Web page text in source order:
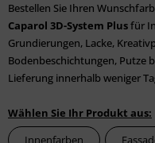
Bestellen Sie Ihren
Caparol 3D-System Plusfür
Grundierungen, Lacke,
Bodenbeschichtungen, Putze
Lieferung innerhalb weniger
Wählen Sie Ihr Produkt aus:
Innenfarben